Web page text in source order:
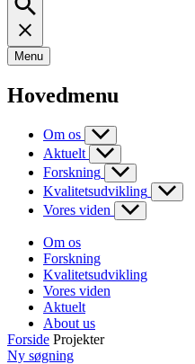
Menu
Hovedmenu
Om os
Aktuelt
Forskning
Kvalitetsudvikling
Vores viden
Om os
Forskning
Kvalitetsudvikling
Vores viden
Aktuelt
About us
Forside Projekter
Ny søgning